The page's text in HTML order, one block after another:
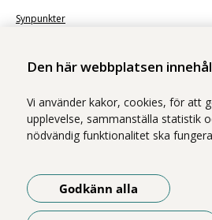
Den här webbplatsen
Vi använder kakor, cookies, för att
upplevelse, sammanställa statistik
nödvändig funktionalitet ska
Godkänn alla
Synpunkter
Samtliga bilder på webbplatsen är tagna
annat namn anges.